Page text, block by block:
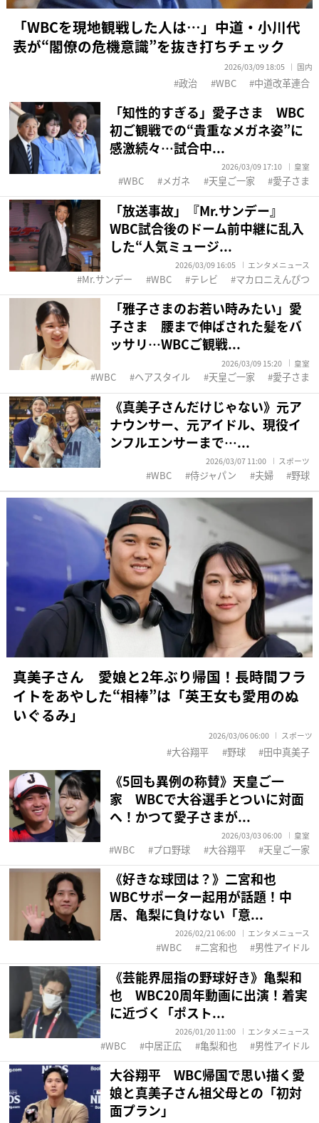
「WBCを現地観戦した人は…」中道・小川代
表が“閣僚の危機意識”を抜き打ちチェック
2026/03/09 18:05 国内
政治 WBC 中道改革連合
「知性的すぎる」愛子さま WBC
初ご観戦での“貴重なメガネ姿”に
感激続々…試合中...
2026/03/09 17:10 皇室
WBC メガネ 天皇ご一家 愛子さま
「放送事故」『Mr.サンデー』
WBC試合後のドーム前中継に乱入
した“人気ミュージ...
2026/03/09 16:05 エンタメニュース
Mr.サンデー WBC テレビ マカロニえんぴつ
「雅子さまのお若い時みたい」愛
子さま 腰まで伸ばされた髪をバ
ッサリ…WBCご観戦...
2026/03/09 15:20 皇室
WBC ヘアスタイル 天皇ご一家 愛子さま
《真美子さんだけじゃない》元ア
ナウンサー、元アイドル、現役イ
ンフルエンサーまで…...
2026/03/07 11:00 スポーツ
WBC 侍ジャパン 夫婦 野球
真美子さん 愛娘と2年ぶり帰国！長時間フラ
イトをあやした“相棒”は「英王女も愛用のぬ
いぐるみ」
2026/03/06 06:00 スポーツ
大谷翔平 野球 田中真美子
《5回も異例の称賛》天皇ご一
家 WBCで大谷選手とついに対面
へ！かつて愛子さまが...
2026/03/03 06:00 皇室
WBC プロ野球 大谷翔平 天皇ご一家
《好きな球団は？》二宮和也
WBCサポーター起用が話題！中
居、亀梨に負けない「意...
2026/02/21 06:00 エンタメニュース
WBC 二宮和也 男性アイドル
《芸能界屈指の野球好き》亀梨和
也 WBC20周年動画に出演！着実
に近づく「ポスト...
2026/01/20 11:00 エンタメニュース
WBC 中居正広 亀梨和也 男性アイドル
大谷翔平 WBC帰国で思い描く愛
娘と真美子さん祖父母との「初対
面プラン」